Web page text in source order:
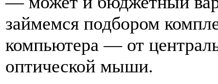
займемся подбором
компьютера — от
оптической мыши.